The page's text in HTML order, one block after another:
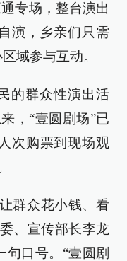
专场，整台演出
演，乡亲们只需
域参与互动。
的群众性演出活
，“壹圆剧场”已
次购票到现场观
群众花小钱、看
、宣传部长李龙
口号。“壹圆剧